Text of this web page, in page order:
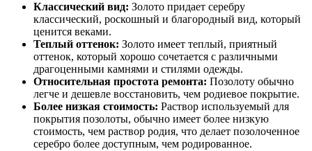
Классический вид: Золото придает серебру
классический, роскошный и благородный вид, который
ценится веками.
Теплый оттенок: Золото имеет теплый, приятный
оттенок, который хорошо сочетается с различными
драгоценными камнями и стилями одежды.
Относительная простота ремонта: Позолоту обычно
легче и дешевле восстановить, чем родиевое покрытие.
Более низкая стоимость: Раствор используемый для
покрытия позолоты, обычно имеет более низкую
стоимость, чем раствор родия, что делает позолоченное
серебро более доступным, чем родированное.